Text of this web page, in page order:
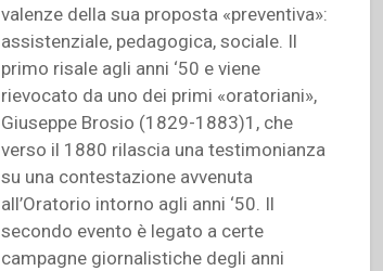
valenze della sua proposta «preventiva»:
assistenziale, pedagogica, sociale. Il
primo risale agli anni ‘50 e viene
rievocato da uno dei primi «oratoriani»,
Giuseppe Brosio (1829-1883)1, che
verso il 1880 rilascia una testimonianza
su una contestazione avvenuta
all’Oratorio intorno agli anni ‘50. Il
secondo evento è legato a certe
campagne giornalistiche degli anni